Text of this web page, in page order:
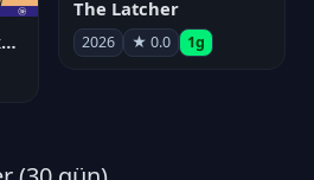
Самая лёгкая лодка в мире
The Latcher
2026 ★ 0.0 1g